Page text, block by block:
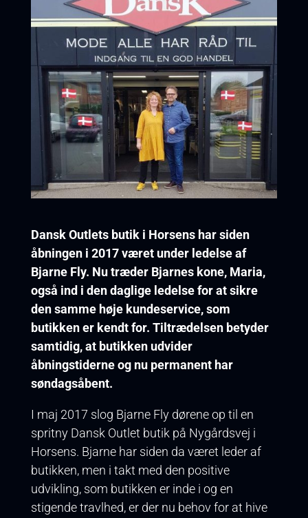
Dansk Outlets butik i Horsens har siden
åbningen i 2017 været under ledelse af
Bjarne Fly. Nu træder Bjarnes kone, Maria,
også ind i den daglige ledelse for at sikre
den samme høje kundeservice, som
butikken er kendt for. Tiltrædelsen betyder
samtidig, at butikken udvider
åbningstiderne og nu permanent har
søndagsåbent.
I maj 2017 slog Bjarne Fly dørene op til en
spritny Dansk Outlet butik på Nygårdsvej i
Horsens. Bjarne har siden da været leder af
butikken, men i takt med den positive
udvikling, som butikken er inde i og en
stigende travlhed, er der nu behov for at hive